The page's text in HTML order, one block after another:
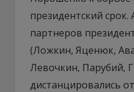
президентский срок.
партнеров
(Ложкин, Яценюк,
Левочкин, Парубий,
дистанцировались